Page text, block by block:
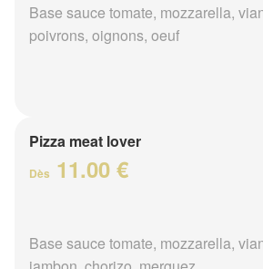
Base sauce tomate, mozzarella,
poivrons, oignons, oeuf
Pizza meat lover
Dès 11.00 €
Base sauce tomate, mozzarella,